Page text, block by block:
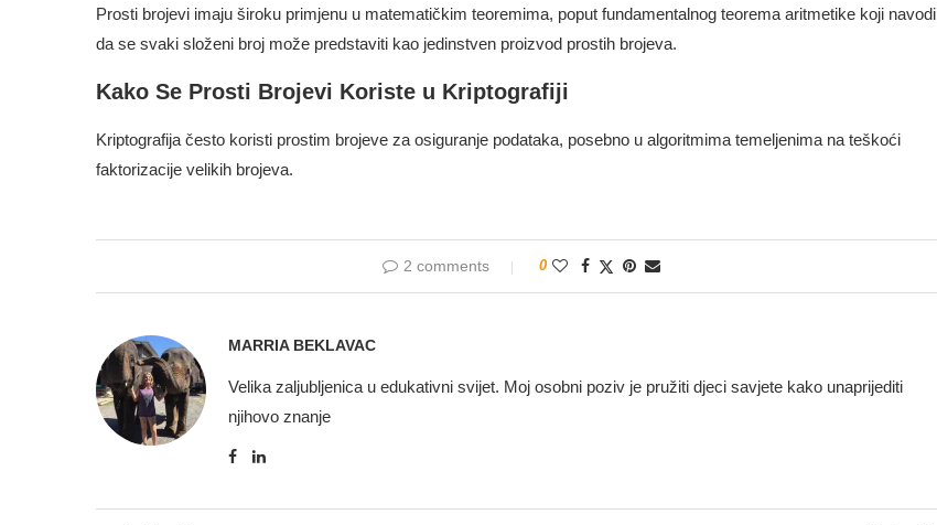
Prosti brojevi imaju široku primjenu u matematičkim teoremima, poput fundamentalnog teorema aritmetike koji navodi
da se svaki složeni broj može predstaviti kao jedinstven proizvod prostih brojeva.
Kako Se Prosti Brojevi Koriste u Kriptografiji
Kriptografija često koristi prostim brojeve za osiguranje podataka, posebno u algoritmima temeljenima na teškoći
faktorizacije velikih brojeva.
2 comments 0
MARRIA BEKLAVAC
Velika zaljubljenica u edukativni svijet. Moj osobni poziv je pružiti djeci savjete kako unaprijediti
njihovo znanje